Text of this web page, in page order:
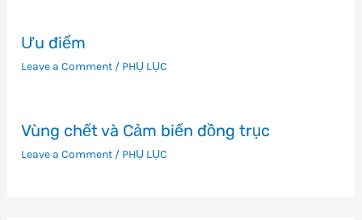
Ưu điểm
Leave a Comment / PHỤ LỤC
Vùng chết và Cảm biến đồng trục
Leave a Comment / PHỤ LỤC